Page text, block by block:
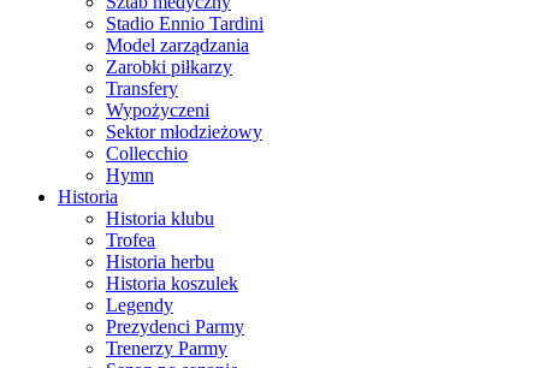
Stadio Ennio Tardini
Model zarządzania
Zarobki piłkarzy
Transfery
Wypożyczeni
Sektor młodzieżowy
Collecchio
Hymn
Historia
Historia klubu
Trofea
Historia herbu
Historia koszulek
Legendy
Prezydenci Parmy
Trenerzy Parmy